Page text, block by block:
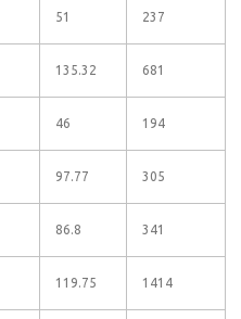
51 237
135.32 681
46 194
97.77 305
86.8 341
119.75 1414